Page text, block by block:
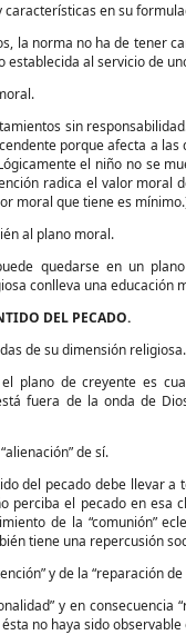
en su
no ha de tener
establecida al servicio de
sin responsabilidad.
porque afecta a
el niño no se
radica el valor moral
moral que tiene es
al plano moral.
en un plano
conlleva una educación
DEL PECADO.
de su dimensión religiosa.
de creyente es
fuera de la onda de
de sí.
pecado debe llevar a
perciba el pecado en esa
de la “comunión”
tiene una repercusión
y de la “reparación
y en consecuencia
no haya sido